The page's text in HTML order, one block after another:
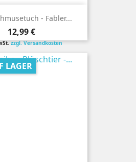
- Fabler...
Preis
12,99 €
zzgl. Versandkosten
LAGER